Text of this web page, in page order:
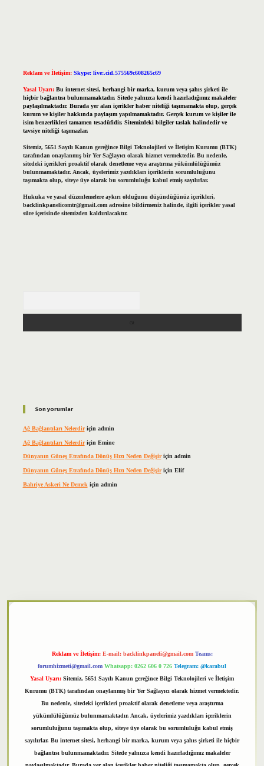
Reklam ve İletişim: Skype: live:.cid.575569c608265c69
Yasal Uyarı: Bu internet sitesi, herhangi bir marka, kurum veya şahıs şirketi ile
hiçbir bağlantısı bulunmamaktadır. Sitede yalnızca kendi hazırladığımız makaleler
paylaşılmaktadır. Burada yer alan içerikler haber niteliği taşımamakta olup, gerçek
kurum ve kişiler hakkında paylaşım yapılmamaktadır. Gerçek kurum ve kişiler ile
isim benzerlikleri tamamen tesadüfidir. Sitemizdeki bilgiler taslak halindedir ve
tavsiye niteliği taşımazlar.
Sitemiz, 5651 Sayılı Kanun gereğince Bilgi Teknolojileri ve İletişim Kurumu (BTK)
tarafından onaylanmış bir Yer Sağlayıcı olarak hizmet vermektedir. Bu nedenle,
sitedeki içerikleri proaktif olarak denetleme veya araştırma yükümlülüğümüz
bulunmamaktadır. Ancak, üyelerimiz yazdıkları içeriklerin sorumluluğunu
taşımakta olup, siteye üye olarak bu sorumluluğu kabul etmiş sayılırlar.
Hukuka ve yasal düzenlemelere aykırı olduğunu düşündüğünüz içerikleri,
backlinkpanelicomtr@gmail.comadresine bildirmeniz halinde, ilgili içerikler yasal
süre içerisinde sitemizden kaldırılacaktır.
Son yorumlar
Ağ Bağlantıları Nelerdiriçin admin
Ağ Bağlantıları Nelerdiriçin Emine
Dünyanın Güneş Etrafında Dönüş Hızı Neden Değişiriçin admin
Dünyanın Güneş Etrafında Dönüş Hızı Neden Değişiriçin Elif
Bahriye Askeri Ne Demek için admin
Reklam ve İletişim: E-mail: backlinkpaneli@gmail.com Teams:
forumhizmeti@gmail.com Whatsapp: 0262 606 0 726 Telegram: @karabul
Yasal Uyarı: Sitemiz, 5651 Sayılı Kanun gereğince Bilgi Teknolojileri ve İletişim
Kurumu (BTK) tarafından onaylanmış bir Yer Sağlayıcı olarak hizmet vermektedir.
Bu nedenle, sitedeki içerikleri proaktif olarak denetleme veya araştırma
yükümlülüğümüz bulunmamaktadır. Ancak, üyelerimiz yazdıkları içeriklerin
sorumluluğunu taşımakta olup, siteye üye olarak bu sorumluluğu kabul etmiş
sayılırlar. Bu internet sitesi, herhangi bir marka, kurum veya şahıs şirketi ile hiçbir
bağlantısı bulunmamaktadır. Sitede yalnızca kendi hazırladığımız makaleler